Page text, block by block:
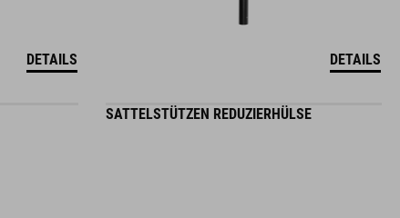
DETAILS DETAILS
SATTELSTÜTZEN REDUZIERHÜLSE